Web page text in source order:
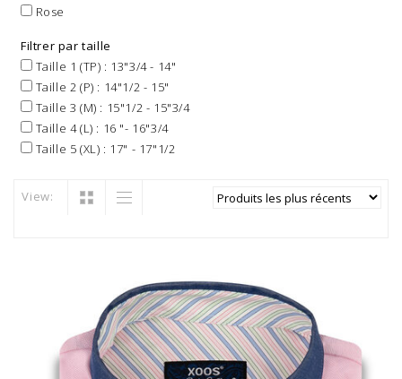
Rose
Filtrer par taille
Taille 1 (TP) : 13"3/4 - 14"
Taille 2 (P) : 14"1/2 - 15"
Taille 3 (M) : 15"1/2 - 15"3/4
Taille 4 (L) : 16 "- 16"3/4
Taille 5 (XL) : 17" - 17"1/2
View: